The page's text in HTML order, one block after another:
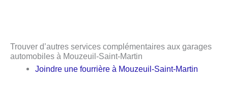
Trouver d’autres services complémentaires aux garages
automobiles à Mouzeuil-Saint-Martin
Joindre une fourrière à Mouzeuil-Saint-Martin